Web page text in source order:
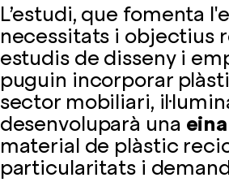
L’estudi, que fomenta
necessitats i objectius
estudis de disseny i
puguin incorporar
sector mobiliari,
desenvoluparà una
material de plàstic
particularitats i